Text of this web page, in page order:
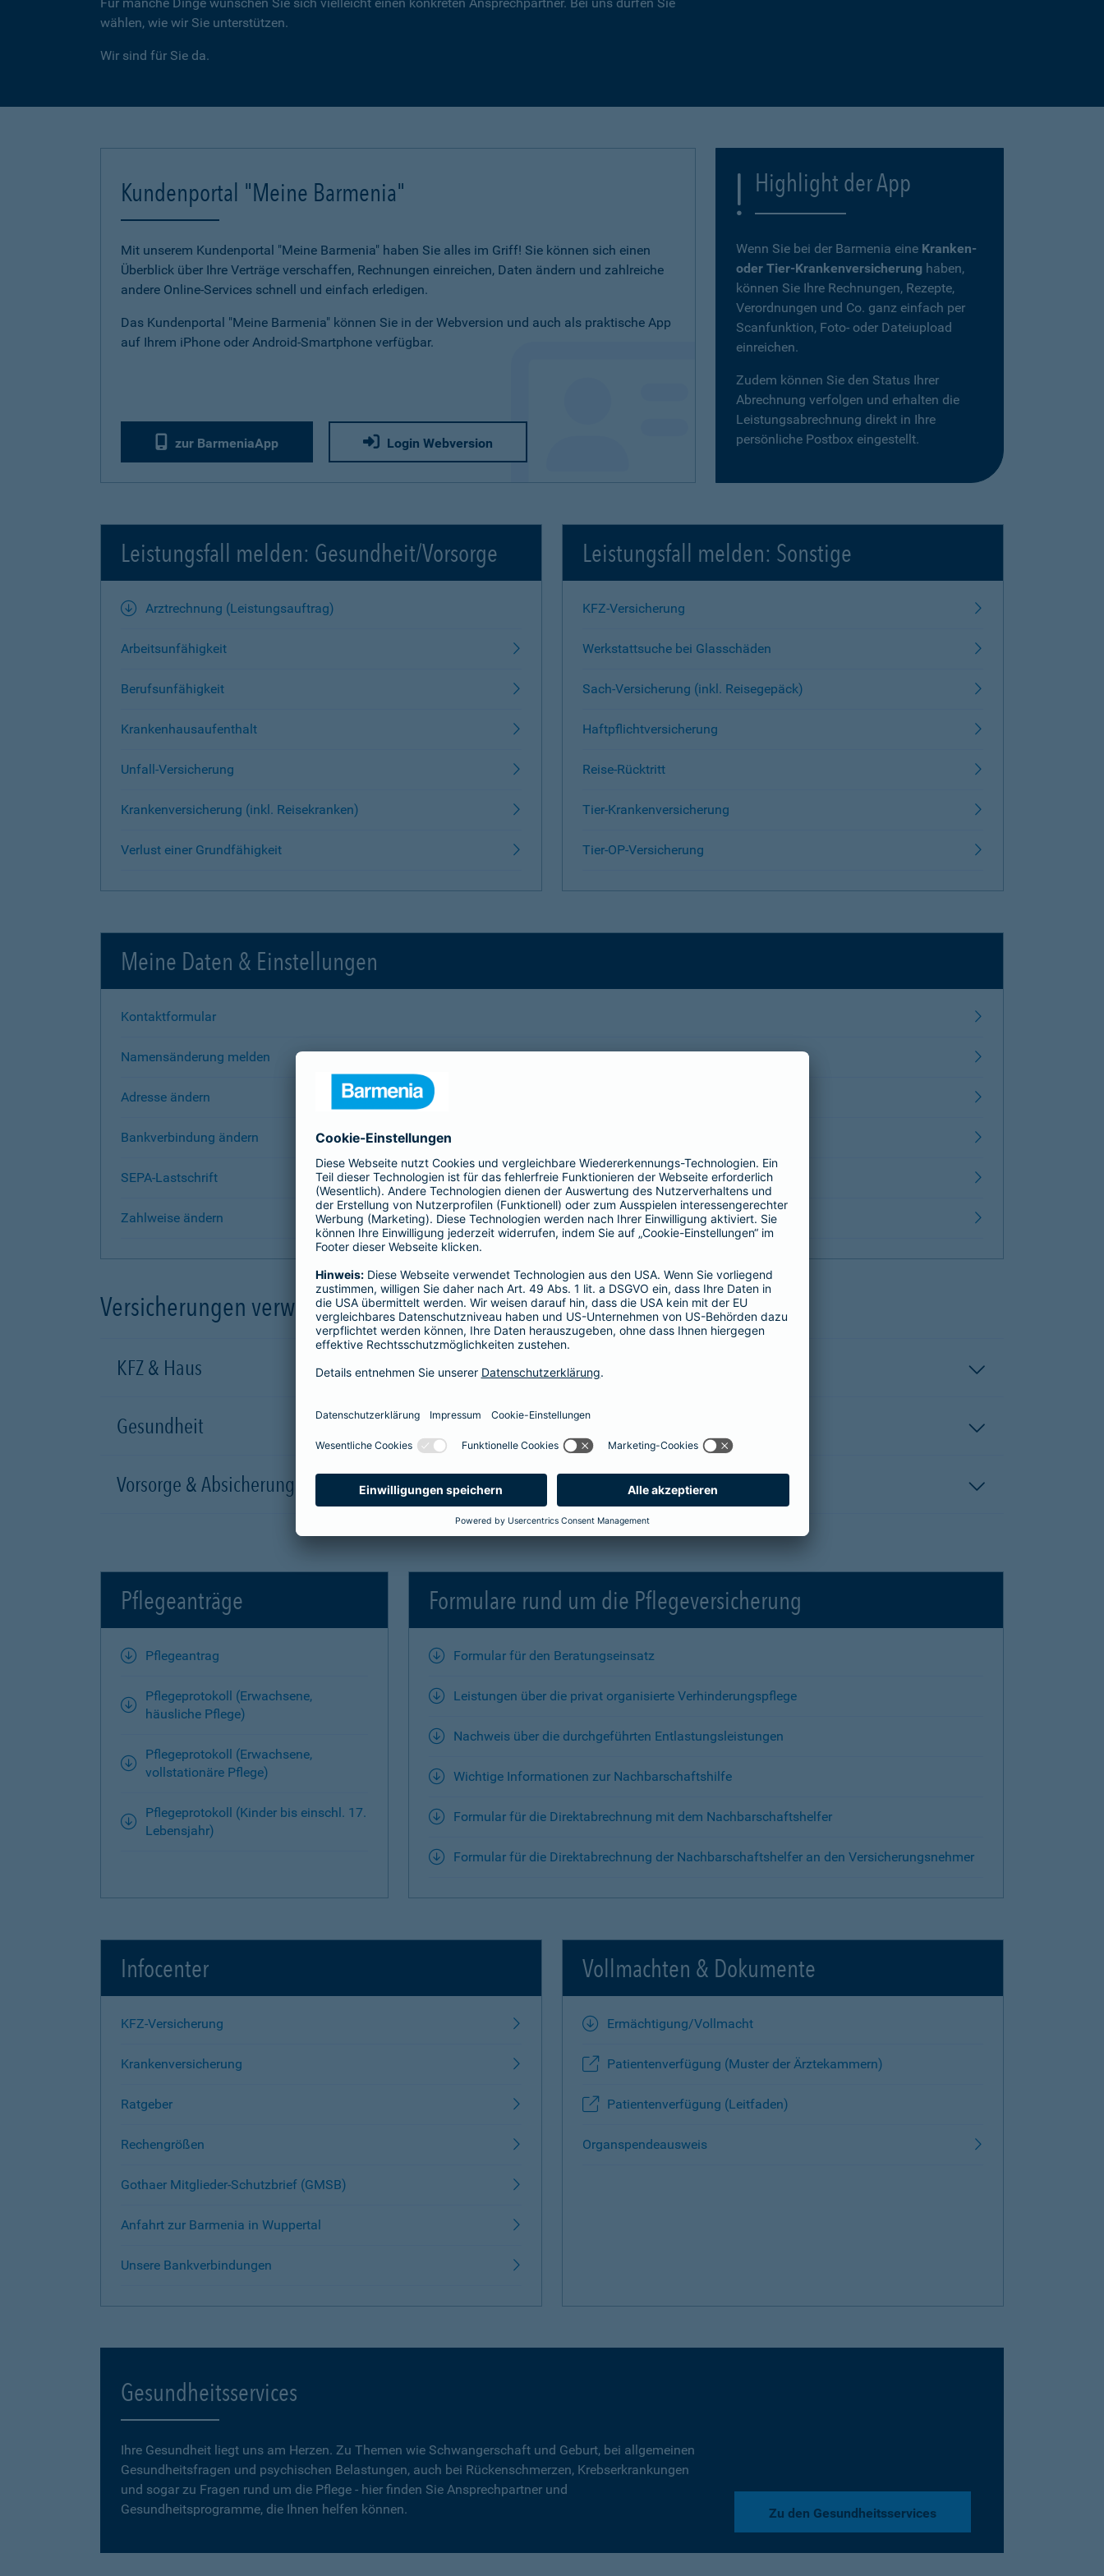
wählen, wie wir Sie unterstützen.
Wir sind für Sie da.
Kundenportal "Meine Barmenia"
Mit unserem Kundenportal "Meine Barmenia" haben Sie alles im Griff! Sie können sich einen
Überblick über Ihre Verträge verschaffen, Rechnungen einreichen, Daten ändern und zahlreiche
andere Online-Services schnell und einfach erledigen.
Das Kundenportal "Meine Barmenia" können Sie in der Webversion und auch als praktische App
auf Ihrem iPhone oder Android-Smartphone verfügbar.
zur BarmeniaApp Login Webversion
Highlight der App
Wenn Sie bei der Barmenia eine Kranken-
oder Tier-Krankenversicherung haben,
können Sie Ihre Rechnungen, Rezepte,
Verordnungen und Co. ganz einfach per
Scanfunktion, Foto- oder Dateiupload
einreichen.
Zudem können Sie den Status Ihrer
Abrechnung verfolgen und erhalten die
Leistungsabrechnung direkt in Ihre
persönliche Postbox eingestellt.
Leistungsfall melden: Gesundheit/Vorsorge
Arztrechnung (Leistungsauftrag)
Arbeitsunfähigkeit
Berufsunfähigkeit
Krankenhausaufenthalt
Unfall-Versicherung
Krankenversicherung (inkl. Reisekranken)
Verlust einer Grundfähigkeit
Leistungsfall melden: Sonstige
KFZ-Versicherung
Werkstattsuche bei Glasschäden
Sach-Versicherung (inkl. Reisegepäck)
Haftpflichtversicherung
Reise-Rücktritt
Tier-Krankenversicherung
Tier-OP-Versicherung
Meine Daten & Einstellungen
Kontaktformular
Namensänderung melden
Adresse ändern
Bankverbindung ändern
SEPA-Lastschrift
Zahlweise ändern
Versicherungen verwalten
KFZ & Haus
Gesundheit
Vorsorge & Absicherung
Pflegeanträge
Pflegeantrag
Pflegeprotokoll (Erwachsene,
häusliche Pflege)
Pflegeprotokoll (Erwachsene,
vollstationäre Pflege)
Pflegeprotokoll (Kinder bis einschl. 17.
Lebensjahr)
Formulare rund um die Pflegeversicherung
Formular für den Beratungseinsatz
Leistungen über die privat organisierte Verhinderungspflege
Nachweis über die durchgeführten Entlastungsleistungen
Wichtige Informationen zur Nachbarschaftshilfe
Formular für die Direktabrechnung mit dem Nachbarschaftshelfer
Formular für die Direktabrechnung der Nachbarschaftshelfer an den Versicherungsnehmer
Infocenter
KFZ-Versicherung
Krankenversicherung
Ratgeber
Rechengrößen
Gothaer Mitglieder-Schutzbrief (GMSB)
Anfahrt zur Barmenia in Wuppertal
Unsere Bankverbindungen
Vollmachten & Dokumente
Ermächtigung/Vollmacht
Patientenverfügung (Muster der Ärztekammern)
Patientenverfügung (Leitfaden)
Organspendeausweis
Gesundheitsservices
Ihre Gesundheit liegt uns am Herzen. Zu Themen wie Schwangerschaft und Geburt, bei allgemeinen
Gesundheitsfragen und psychischen Belastungen, auch bei Rückenschmerzen, Krebserkrankungen
und sogar zu Fragen rund um die Pflege - hier finden Sie Ansprechpartner und
Gesundheitsprogramme, die Ihnen helfen können.
Zu den Gesundheitsservices